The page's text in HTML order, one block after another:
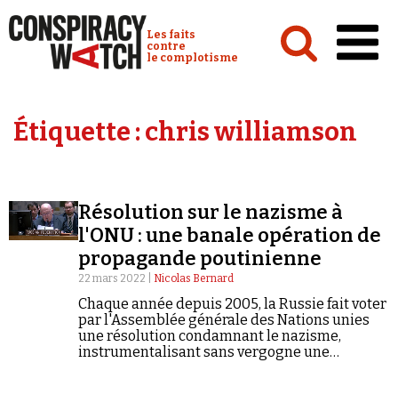
Conspiracy Watch :
Les faits
contre
le complotisme
Analyses
Vidéos
Émissions
Revues de presse
Étiquette :chris williamson
Résolution sur le nazisme à
l'ONU : une banale opération de
propagande poutinienne
22 mars 2022 | Nicolas Bernard
Chaque année depuis 2005, la Russie fait voter
par l'Assemblée générale des Nations unies
une résolution condamnant le nazisme,
instrumentalisant sans vergogne une